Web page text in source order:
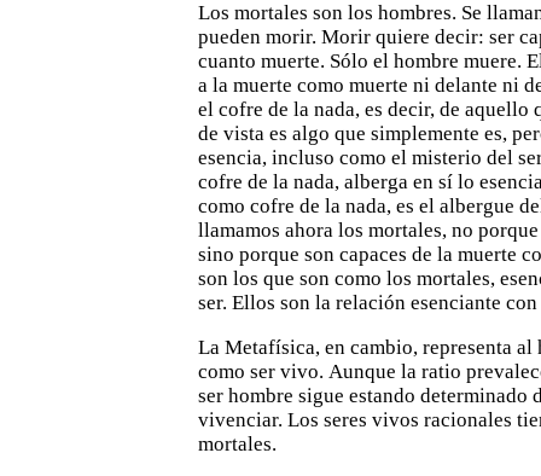
Los mortales son los hombres. Se
pueden morir. Morir quiere decir: ser
cuanto muerte. Sólo el hombre muere.
a la muerte como muerte ni delante ni
el cofre de la nada, es decir, de aquello
de vista es algo que simplemente es,
esencia, incluso como el misterio del
cofre de la nada, alberga en sí lo
como cofre de la nada, es el albergue
llamamos ahora los mortales, no
sino porque son capaces de la muerte
son los que son como los mortales,
ser. Ellos son la relación esenciante
La Metafísica, en cambio, representa al
como ser vivo. Aunque la ratio
ser hombre sigue estando determinado
vivenciar. Los seres vivos racionales
mortales.